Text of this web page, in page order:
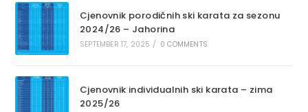
Cjenovnik porodičnih ski karata za sezonu
2024/26 – Jahorina
SEPTEMBER 17, 2025 / 0 COMMENTS
Cjenovnik individualnih ski karata – zima
2025/26